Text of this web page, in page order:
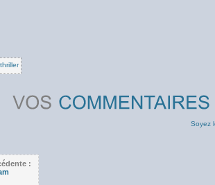
thriller
Soyez
: